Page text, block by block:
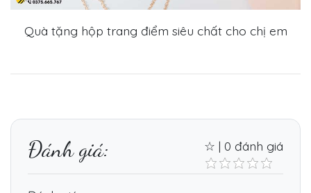
Quà tặng hộp trang điểm siêu chất cho chị em
Đánh giá: ☆ | 0 đánh giá